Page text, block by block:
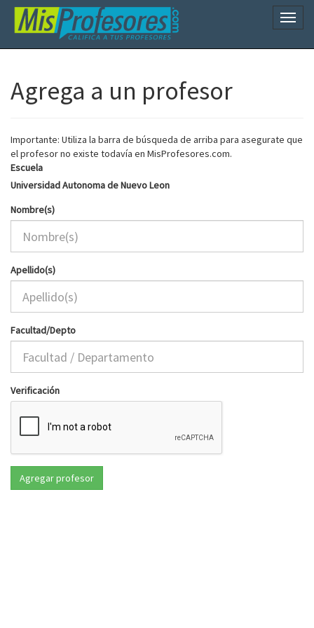
Agrega a un profesor
Importante: Utiliza la barra de búsqueda de arriba para asegurate que
el profesor no existe todavía en MisProfesores.com.
Escuela
Universidad Autonoma de Nuevo Leon
Nombre(s)
Apellido(s)
Facultad/Depto
Verificación